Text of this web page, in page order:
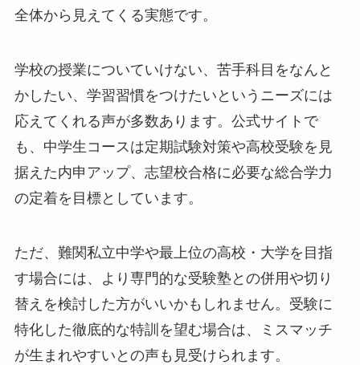
全体から見えてくる実態です。
学校の授業についていけない、苦手科目をなんと
かしたい、学習習慣をつけたいというニーズには
応えてくれる声が多数あります。公式サイトで
も、中学生コースは定期試験対策や高校受験を見
据えた内申アップ、志望校合格に必要な総合学力
の定着を目標としています。
ただ、難関私立中学や最上位の高校・大学を目指
す場合には、より専門的な受験塾との併用や切り
替えを検討した方がいいかもしれません。受験に
特化した徹底的な特訓を望む場合は、ミスマッチ
が生まれやすいとの声も見受けられます。